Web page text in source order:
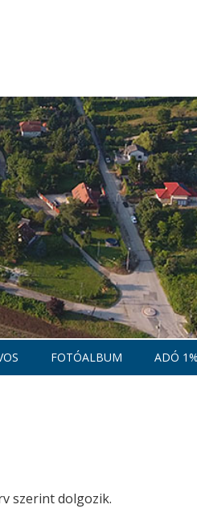
FOTÓALBUM ADÓ 1%
szerint dolgozik.